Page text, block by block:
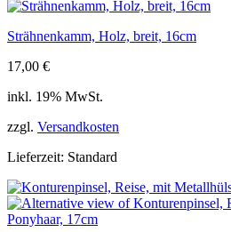
spitzer
19cm
Strähnenkamm, Holz, breit, 16cm
17,00 €
inkl. 19% MwSt.
zzgl. Versandkosten
Lieferzeit: Standard